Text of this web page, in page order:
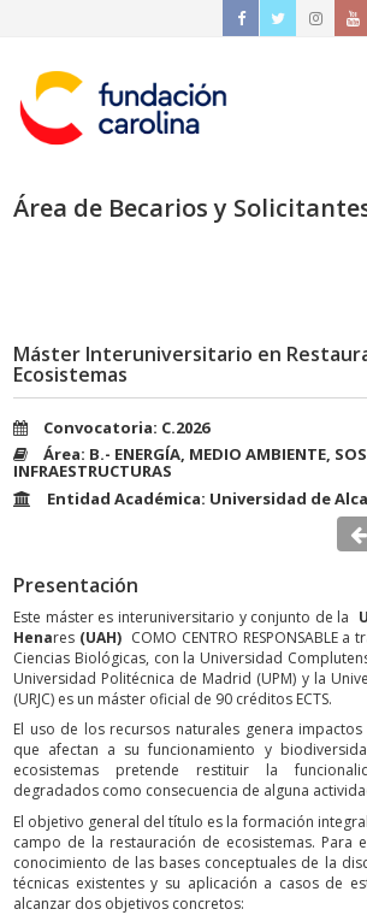
Área de Becarios y
Máster Interuniversitario en
Ecosistemas
Convocatoria: C.2026
Área: B.- ENERGÍA, MEDIO AMBIENTE,
INFRAESTRUCTURAS
Entidad Académica: Universidad de
Presentación
Este máster es interuniversitario y conjunto de la
Henares (UAH)COMO CENTRO RESPONSABLE a
Ciencias Biológicas, con la Universidad
Universidad Politécnica de Madrid (UPM) y la
(URJC) es un máster oficial de 90 créditos ECTS.
El uso de los recursos naturales genera
que afectan a su funcionamiento y
ecosistemas pretende restituir la
degradados como consecuencia de alguna
El objetivo general del título es la formación
campo de la restauración de ecosistemas. Para
conocimiento de las bases conceptuales de la
técnicas existentes y su aplicación a casos de
alcanzar dos objetivos concretos: